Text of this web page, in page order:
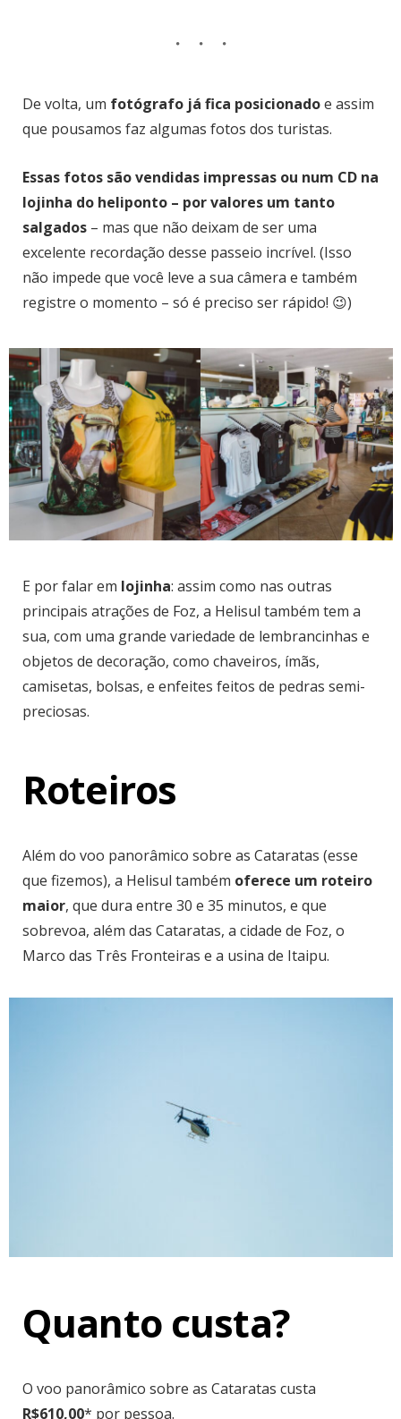
De volta, um fotógrafo já fica posicionadoe assim
que pousamos faz algumas fotos dos turistas.
Essas fotos são vendidas impressas ou num CD na
lojinha do heliponto – por valores um tanto
salgados – mas que não deixam de ser uma
excelente recordação desse passeio incrível. (Isso
não impede que você leve a sua câmera e também
registre o momento – só é preciso ser rápido! 😉)
E por falar em lojinha: assim como nas outras
principais atrações de Foz, a Helisul também tem a
sua, com uma grande variedade de lembrancinhas e
objetos de decoração, como chaveiros, ímãs,
camisetas, bolsas, e enfeites feitos de pedras semi-
preciosas.
Roteiros
Além do voo panorâmico sobre as Cataratas (esse
que fizemos), a Helisul também oferece um roteiro
maior, que dura entre 30 e 35 minutos, e que
sobrevoa, além das Cataratas, a cidade de Foz, o
Marco das Três Fronteiras e a usina de Itaipu.
Quanto custa?
O voo panorâmico sobre as Cataratas custa
R$610,00* por pessoa.